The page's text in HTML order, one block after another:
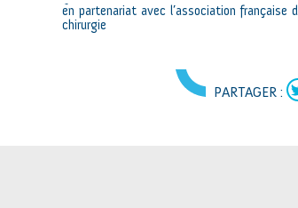
en partenariat avec l’association française
chirurgie
PARTAGER :